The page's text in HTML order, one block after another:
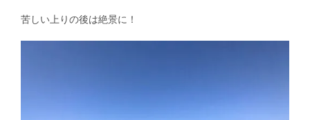
苦しい上りの後は絶景に！